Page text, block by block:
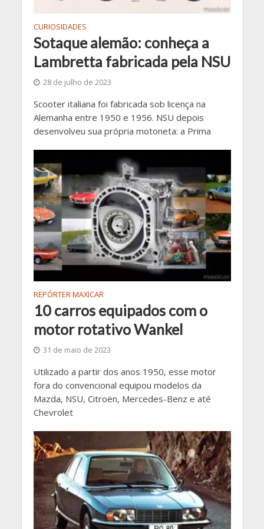
CURIOSIDADES
Sotaque alemão: conheça a
Lambretta fabricada pela NSU
28 de julho de 2023
Scooter italiana foi fabricada sob licença na
Alemanha entre 1950 e 1956. NSU depois
desenvolveu sua própria motoneta: a Prima
REPÓRTER MAXICAR
10 carros equipados com o
motor rotativo Wankel
31 de maio de 2023
Utilizado a partir dos anos 1950, esse motor
fora do convencional equipou modelos da
Mazda, NSU, Citroën, Mercedes-Benz e até
Chevrolet